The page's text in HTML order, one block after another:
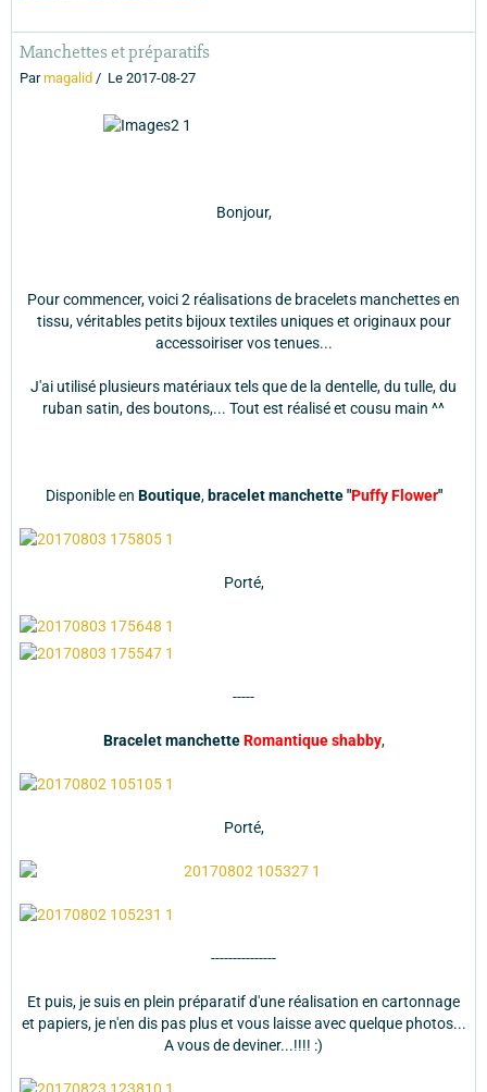
Manchettes et préparatifs
Parmagalid Le 2017-08-27
Bonjour,
Pour commencer, voici 2 réalisations de bracelets manchettes en
tissu, véritables petits bijoux textiles uniques et originaux pour
accessoiriser vos tenues...
J'ai utilisé plusieurs matériaux tels que de la dentelle, du tulle, du
ruban satin, des boutons,... Tout est réalisé et cousu main ^^
Disponible en Boutique, bracelet manchette "Puffy Flower"
Porté,
-----
Bracelet manchetteRomantique shabby,
Porté,
---------------
Et puis, je suis en plein préparatif d'une réalisation en cartonnage
et papiers, je n'en dis pas plus et vous laisse avec quelque photos...
A vous de deviner...!!!! :)